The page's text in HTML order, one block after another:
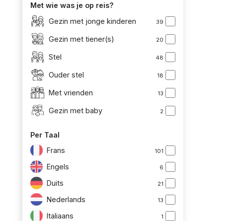
Met wie was je op reis?
Gezin met jonge kinderen
39
Gezin met tiener(s) 20
Stel 48
Ouder stel 18
Met vrienden 13
Gezin met baby 2
Per Taal
Frans
101
Engels 6
Duits 21
Nederlands 13
Italiaans 1